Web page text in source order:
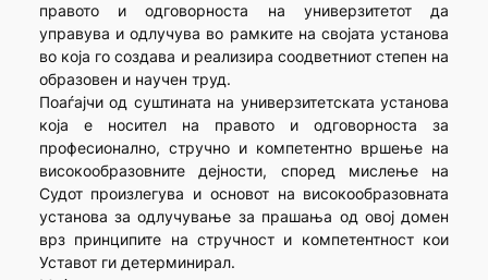
правото и одговорноста на универзитетот да
управува и одлучува во рамките на својата установа
во која го создава и реализира соодветниот степен на
образовен и научен труд.
Поаѓајчи од суштината на универзитетската установа
која е носител на правото и одговорноста за
професионално, стручно и компетентно вршење на
високообразовните дејности, според мислење на
Судот произлегува и основот на високообразовната
установа за одлучување за прашања од овој домен
врз принципите на стручност и компетентност кои
Уставот ги детерминирал.